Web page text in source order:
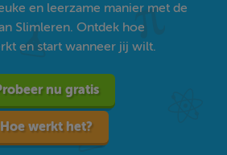
en leerzame manier met de
Slimleren. Ontdek hoe
en start wanneer jij wilt.
nu gratis
Hoe werkt het?